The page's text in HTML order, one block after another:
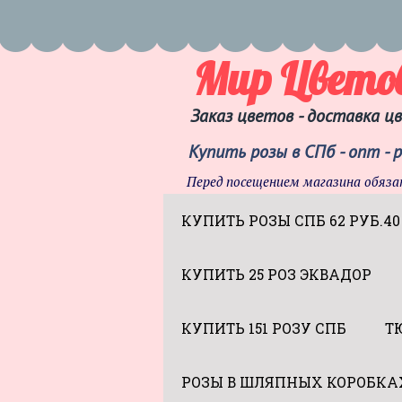
Мир
Заказ цветов - доставка
Купить розы в СПб - опт -
Перед посещением магазина
КУПИТЬ РОЗЫ СПБ 62
КУПИТЬ 25 РОЗ ЭКВАДОР
КУПИТЬ 151 РОЗУ СПБ
РОЗЫ В ШЛЯПНЫХ